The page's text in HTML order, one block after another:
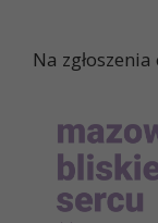
Na